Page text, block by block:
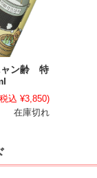
ャン齢 特
込 ¥3,850)
在庫切れ